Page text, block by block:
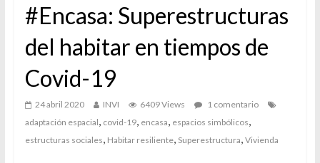
#Encasa: Superestructuras
del habitar en tiempos de
Covid-19
24 abril 2020 INVI 6409 Views
1 comentario
adaptación espacial, covid-19, encasa, espacios simbólicos,
estructuras sociales, Habitar resiliente, Superestructura, Vivienda